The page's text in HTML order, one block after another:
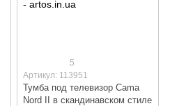
5
Артикул: 113951
Тумба под телевизор Cama
Nord II в скандинавском стиле